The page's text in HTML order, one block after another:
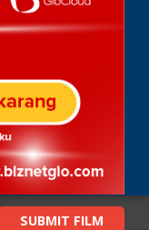
SUBMIT FILM